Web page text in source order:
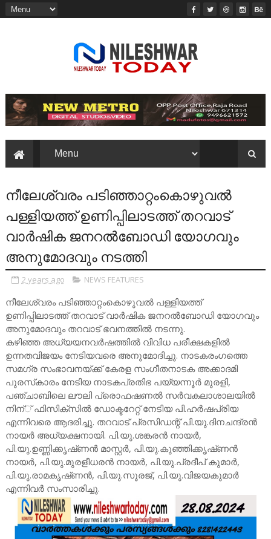
നീലേശ്വരം പടിഞ്ഞാറ്റംകൊഴുവല്‍
പള്ളിയത്ത്‌ ഉണിപ്പിലാടത്ത്‌ തറവാട്‌
വാര്‍ഷിക ജനറല്‍ബോഡി യോഗവും
അനുമോദവും നടത്തി
2 years ago NEWS FEATURES
നീലേശ്വരം പടിഞ്ഞാറ്റംകൊഴുവല്‍ പള്ളിയത്ത്‌
ഉണിപ്പിലാടത്ത്‌ തറവാട്‌ വാര്‍ഷിക ജനറല്‍ബോഡി യോഗവും
അനുമോദവും തറവാട്‌ ഭവനത്തില്‍ നടന്നു.
കഴിഞ്ഞ അധ്യയനവര്‍ഷത്തിൽ വിവിധ പരീക്ഷകളില്‍
ഉന്നതവിജയം നേടിയവരെ അനുമോദിച്ചു. നാടകരംഗത്തെ
സമഗ്ര സംഭാവനയ്‌ക്ക്‌ കേരള സംഗീതനാടക അക്കാദമി
പുരസ്‌കാരം നേടിയ നാടകപ്രതിഭ പയ്യന്നൂര്‍ മുരളി,
പഞ്ചാബിലെ ലൗലി പ്രൊഫഷണല്‍ സര്‍വകലാശാലയില്‍
നിന്‌്‌ ഫിസിക്‌സില്‍ ഡോക്ടറേറ്റ്‌ നേടിയ പി.ഹര്‍ഷപ്രിയ
എന്നിവരെ ആദരിച്ചു. തറവാട്‌ പ്രസിഡന്റ്‌ പി.യു.ദിനചന്ദ്രന്‍
നായര്‍ അധ്യക്ഷനായി. പി.യു.ശങ്കരന്‍ നായര്‍,
പി.യു.ഉണ്ണിക്കൃഷ്‌ണന്‍ മാസ്റ്റര്‍, പി.യു.കുഞ്ഞിക്കൃഷ്‌ണന്‍
നായര്‍, പി.യു.മുരളീധരന്‍ നായര്‍, പി.യു.പ്രദീപ്‌ കുമാര്‍,
പി.യു.രാമകൃഷ്‌ണന്‍, പി.യു.സൂരജ്‌, പി.യു.വിജയകുമാര്‍
എന്നിവര്‍ സംസാരിച്ചു.